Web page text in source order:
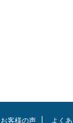
お客様の声 よく